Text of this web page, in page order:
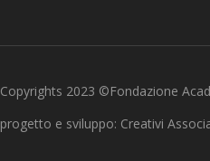
Copyrights 2023 ©Fondazione
progetto e sviluppo: Creativi